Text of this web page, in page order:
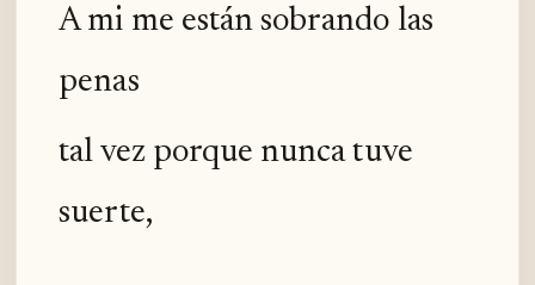
A mi me están sobrando las
penas
tal vez porque nunca tuve
suerte,